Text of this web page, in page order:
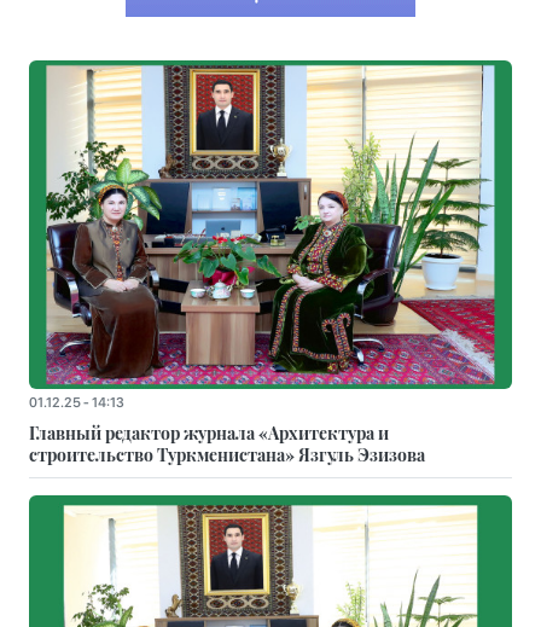
01.12.25 - 14:13
Главный редактор журнала «Архитектура и
строительство Туркменистана» Язгуль Эзизова